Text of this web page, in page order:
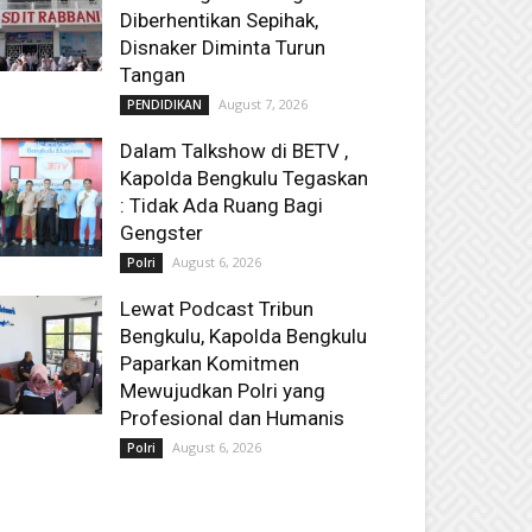
Diberhentikan Sepihak,
Disnaker Diminta Turun
Tangan
PENDIDIKAN August 7, 2026
Dalam Talkshow di BETV ,
Kapolda Bengkulu Tegaskan
: Tidak Ada Ruang Bagi
Gengster
Polri August 6, 2026
Lewat Podcast Tribun
Bengkulu, Kapolda Bengkulu
Paparkan Komitmen
Mewujudkan Polri yang
Profesional dan Humanis
Polri August 6, 2026